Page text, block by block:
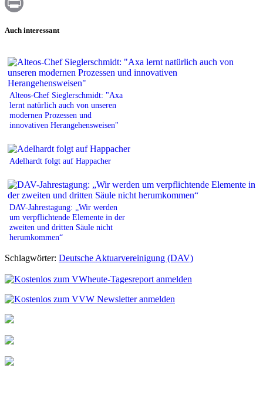
WhatsApp
Auch interessant
Alteos-Chef Sieglerschmidt: "Axa
lernt natürlich auch von unseren
modernen Prozessen und
innovativen Herangehensweisen"
Adelhardt folgt auf Happacher
DAV-Jahrestagung: „Wir werden
um verpflichtende Elemente in der
zweiten und dritten Säule nicht
herumkommen“
Schlagwörter: Deutsche Aktuarvereinigung (DAV)